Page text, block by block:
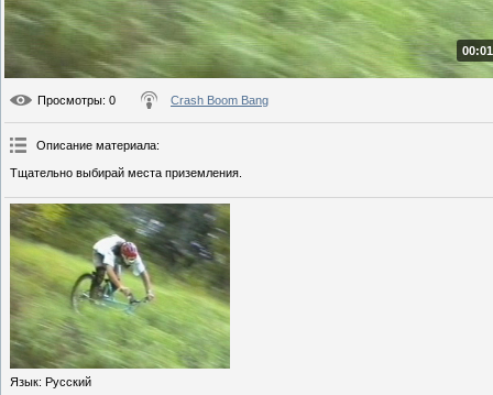
Просмотры: 0 Crash Boom Bang
Описание материала:
Тщательно выбирай места приземления.
Язык: Русский